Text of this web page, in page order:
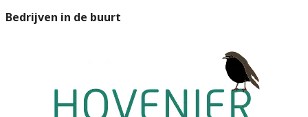
Bedrijven in de buurt